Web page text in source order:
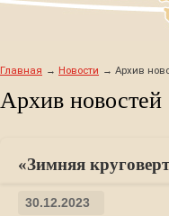
Главная Новости Архив
Архив новостей
«Зимняя
30.12.2023